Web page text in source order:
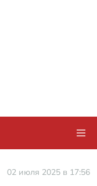
02 июля 2025 в 17:56